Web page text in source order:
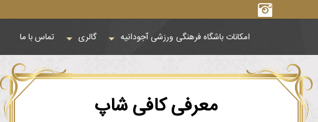
ی
امکانات باشگاه فرهنگی ورزشی آجودانیه گالری تماس با ما
معرفی کافی شاپ